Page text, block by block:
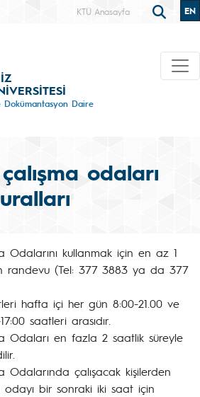
KTÜ Anasayfa EN
Dokümantasyon Daire
odaları
Odalarını kullanmak için en az 1
randevu (Tel: 377 3883 ya da 377
hafta içi her gün 8:00-21.00 ve
saatleri arasıdır.
Odaları en fazla 2 saatlik süreyle
Odalarında çalışacak kişilerden
odayı bir sonraki iki saat için